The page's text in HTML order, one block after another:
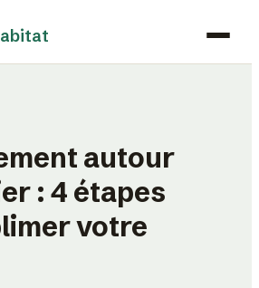
autour
: 4 étapes
votre